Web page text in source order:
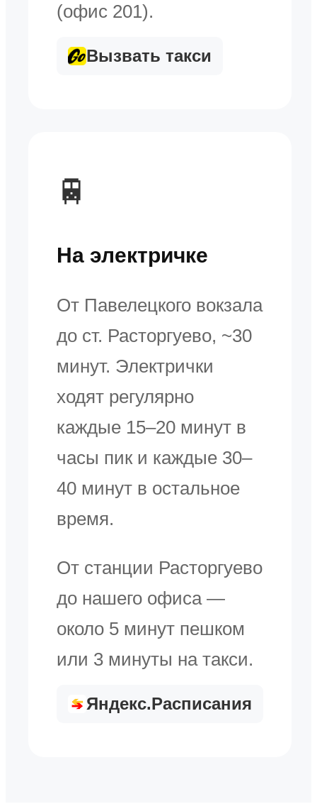
(офис 201).
Вызвать такси
🚆
На электричке
От Павелецкого вокзала
до ст. Расторгуево, ~30
минут. Электрички
ходят регулярно
каждые 15–20 минут в
часы пик и каждые 30–
40 минут в остальное
время.
От станции Расторгуево
до нашего офиса —
около 5 минут пешком
или 3 минуты на такси.
Яндекс.Расписания